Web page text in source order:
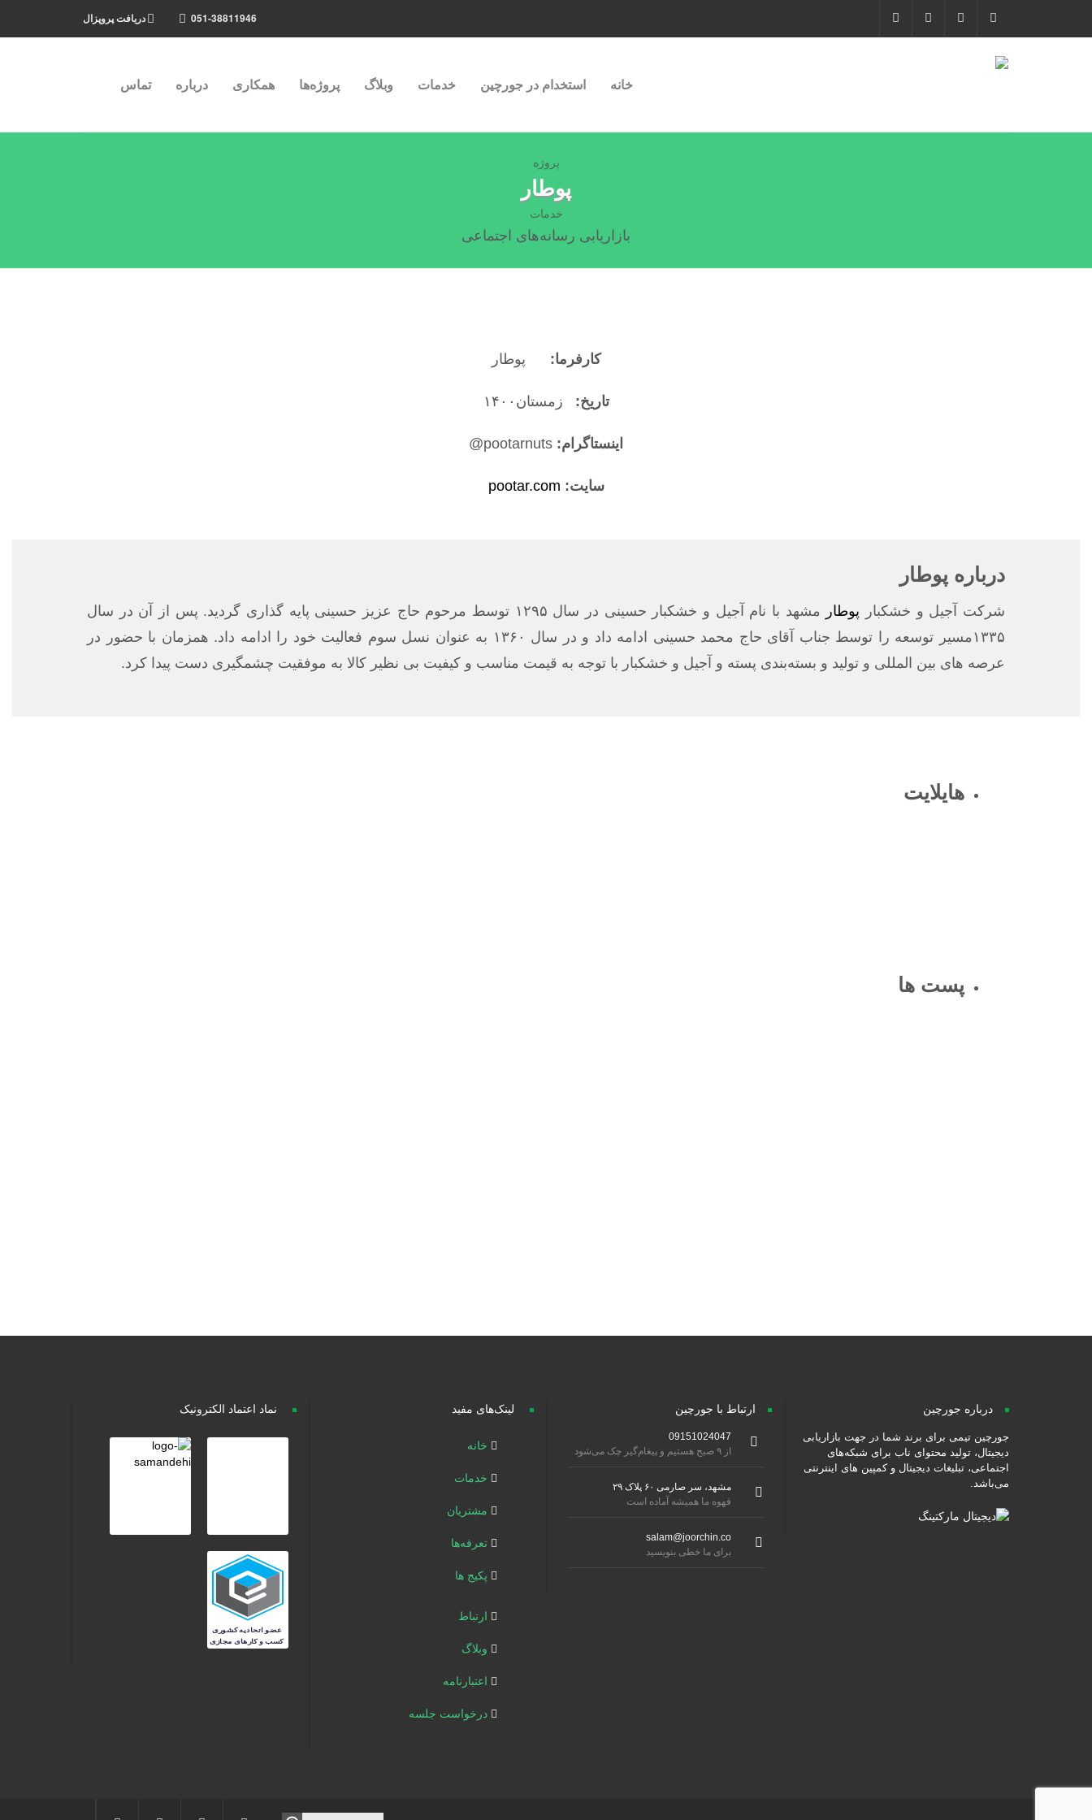
دریافت پروپزال 051-38811946
خانه استخدام در جورچین خدمات وبلاگ پروژه‌ها همکاری درباره تماس
پروژه
پوطار
خدمات
بازاریابی رسانه‌های اجتماعی
کارفرما: پوطار
تاریخ: زمستان۱۴۰۰
اینستاگرام:
سایت: pootar.com
درباره پوطار
شرکت آجیل و خشکبار پوطار
مشهد با نام آجیل و خشکبار حسینی در سال ۱۲۹۵ توسط مرحوم حاج عزیز حسینی پایه گذاری گردید. پس از آن در سال
۱۳۳۵مسیر توسعه را توسط جناب آقای حاج محمد حسینی ادامه داد و در سال ۱۳۶۰ به عنوان نسل سوم فعالیت خود را ادامه داد. همزمان با حضور در
عرصه های بین المللی و تولید و بسته‌بندی پسته و آجیل و خشکبار با توجه به قیمت مناسب و کیفیت بی نظیر کالا به موفقیت چشمگیری دست پیدا کرد.
هایلایت
پست ها
درباره جورچین
جورچین تیمی برای برند شما در جهت بازاریابی
دیجیتال، تولید محتوای ناب برای شبکه‌های
اجتماعی، تبلیغات دیجیتال و کمپین های اینترنتی
می‌باشد.
ارتباط با جورچین
09151024047
از ۹ صبح هستیم و پیغام‌گیر چک می‌شود
مشهد، سر صارمی ۶۰ پلاک ۲۹
قهوه ما همیشه آماده است
salam@joorchin.co
برای ما خطی بنویسید
لینک‌های مفید
خانه
خدمات
مشتریان
تعرفه‌ها
پکیج ها
ارتباط
وبلاگ
اعتبارنامه
درخواست جلسه
نماد اعتماد الکترونیک